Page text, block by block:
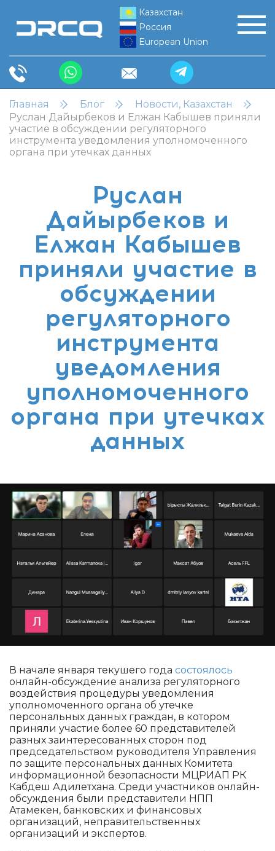
Казахстан
Россия
European Union
Главная Блог
Новости, Казахстан
Руслан Дайырбеков и Елжан Кабышев приняли
участие в обсуждении регуляторного
инструмента уведомления уполномоченного
органа при утечках данных
Руслан
Дайырбеков и
Елжан Кабышев
приняли участие в
обсуждении
регуляторного
инструмента
уведомления
уполномоченного
органа при утечках
данных
В начале января текушего года состоялось
онлайн-обсуждение анализа регуляторного
воздействия процедуры уведомления
уполномоченного органа об утечке
персональных данных граждан, в котором
приняли участие более 60 представителей
разных заинтересованных сторон под
председательством руководителя Управления
по защите персональных данных Комитета
информационной безопасности МЦРИАП РК
Кабдеш Адилетхана. Среди участников онлайн-
обсуждения были представители НПП
Атамекен, банковских и финансовых
организаций, неправительственных
организаций и экспертов.